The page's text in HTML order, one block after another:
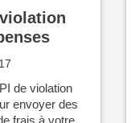
de violation
envoyer des
frais à votre